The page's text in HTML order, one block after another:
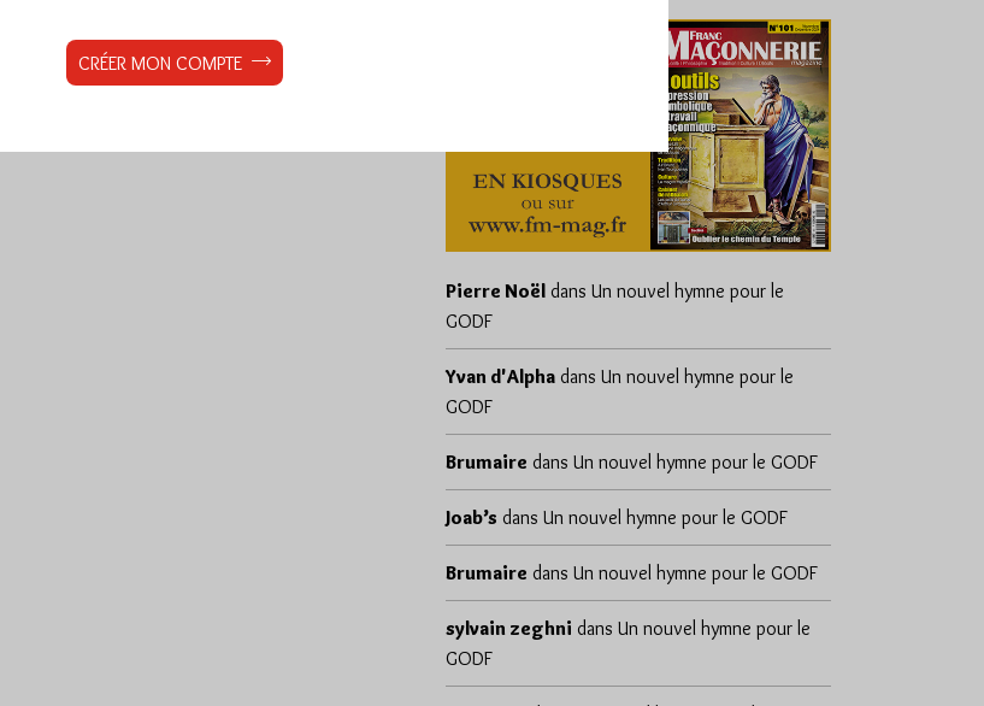
Pierre Noël dans Un nouvel hymne pour le
GODF
Yvan d'Alpha dans Un nouvel hymne pour le
GODF
Brumaire dans Un nouvel hymne pour le GODF
Joab’s dans Un nouvel hymne pour le GODF
Brumaire dans Un nouvel hymne pour le GODF
sylvain zeghni dans Un nouvel hymne pour le
GODF
CRÉER MON COMPTE